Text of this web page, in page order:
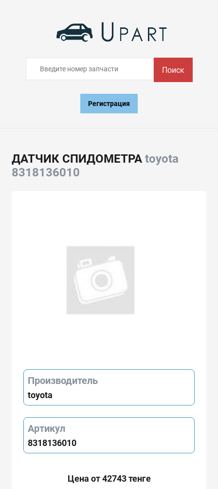
Поиск
Регистрация
ДАТЧИК СПИДОМЕТРА toyota
8318136010
Производитель
toyota
Артикул
8318136010
Цена от 42743 тенге